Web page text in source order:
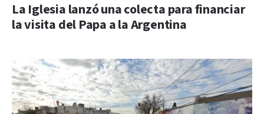
La Iglesia lanzó una colecta para financiar
la visita del Papa a la Argentina